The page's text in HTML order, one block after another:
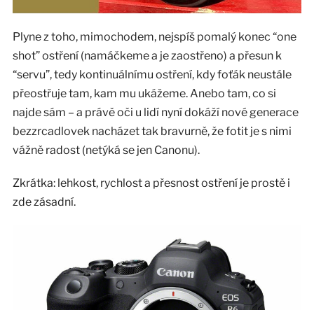
Plyne z toho, mimochodem, nejspíš pomalý konec “one
shot” ostření (namáčkeme a je zaostřeno) a přesun k
“servu”, tedy kontinuálnímu ostření, kdy foťák neustále
přeostřuje tam, kam mu ukážeme. Anebo tam, co si
najde sám – a právě oči u lidí nyní dokáží nové generace
bezzrcadlovek nacházet tak bravurně, že fotit je s nimi
vážně radost (netýká se jen Canonu).
Zkrátka: lehkost, rychlost a přesnost ostření je prostě i
zde zásadní.